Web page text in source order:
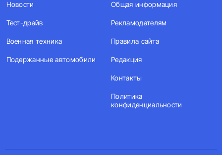
Новости
Тест-драйв
Военная техника
Подержанные автомобили
Общая информация
Рекламодателям
Правила сайта
Редакция
Контакты
Политика
конфиденциальности